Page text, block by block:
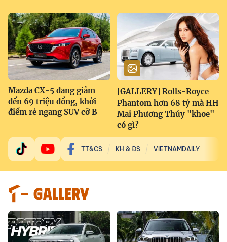
Mazda CX-5 đang giảm
đến 69 triệu đồng, khởi
điểm rẻ ngang SUV cỡ B
[GALLERY] Rolls-Royce
Phantom hơn 68 tỷ mà HH
Mai Phương Thúy "khoe"
có gì?
TT&CS KH & ĐS VIETNAMDAILY
GALLERY